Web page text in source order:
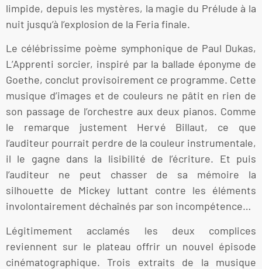
limpide, depuis les mystères, la magie du Prélude à la
nuit jusqu’à l’explosion de la Feria finale.
Le célébrissime poème symphonique de Paul Dukas,
L’Apprenti sorcier, inspiré par la ballade éponyme de
Goethe, conclut provisoirement ce programme. Cette
musique d’images et de couleurs ne pâtit en rien de
son passage de l’orchestre aux deux pianos. Comme
le remarque justement Hervé Billaut, ce que
l’auditeur pourrait perdre de la couleur instrumentale,
il le gagne dans la lisibilité de l’écriture. Et puis
l’auditeur ne peut chasser de sa mémoire la
silhouette de Mickey luttant contre les éléments
involontairement déchaînés par son incompétence…
Légitimement acclamés les deux complices
reviennent sur le plateau offrir un nouvel épisode
cinématographique. Trois extraits de la musique